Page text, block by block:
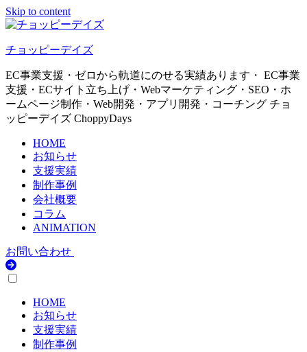
Skip to content
チョッピーデイズ
EC事業支援・ゼロから軌道にのせる実績あります・ EC事業
支援・ECサイト立ち上げ・Webマーケティング・SEO・ホ
ームページ制作・Web開発・アプリ開発・コーチング チョ
ッピーデイズ ChoppyDays
HOME
お知らせ
支援実績
制作事例
会社概要
コラム
ANIMATION
お問い合わせ
HOME
お知らせ
支援実績
制作事例